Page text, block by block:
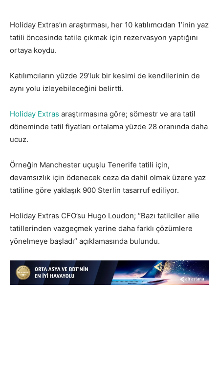
Holiday Extras’ın araştırması, her 10 katılımcıdan 1’inin yaz
tatili öncesinde tatile çıkmak için rezervasyon yaptığını
ortaya koydu.
Katılımcıların yüzde 29’luk bir kesimi de kendilerinin de
aynı yolu izleyebileceğini belirtti.
Holiday Extras araştırmasına göre; sömestr ve ara tatil
döneminde tatil fiyatları ortalama yüzde 28 oranında daha
ucuz.
Örneğin Manchester uçuşlu Tenerife tatili için,
devamsızlık için ödenecek ceza da dahil olmak üzere yaz
tatiline göre yaklaşık 900 Sterlin tasarruf ediliyor.
Holiday Extras CFO’su Hugo Loudon; “Bazı tatilciler aile
tatillerinden vazgeçmek yerine daha farklı çözümlere
yönelmeye başladı” açıklamasında bulundu.